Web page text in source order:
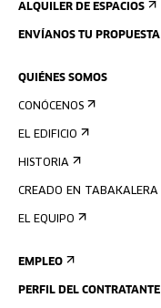
ALQUILER DE ESPACIOS
ENVÍANOS TU PROPUESTA
QUIÉNES SOMOS
CONÓCENOS
EL EDIFICIO
HISTORIA
CREADO EN TABAKALERA
EL EQUIPO
EMPLEO
PERFIL DEL CONTRATANTE